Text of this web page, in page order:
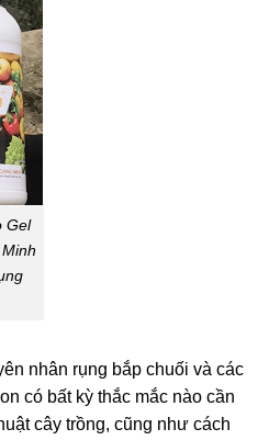
Gel
nhân rụng bắp chuối và các
có bất kỳ thắc mắc nào cần
cây trồng, cũng như cách